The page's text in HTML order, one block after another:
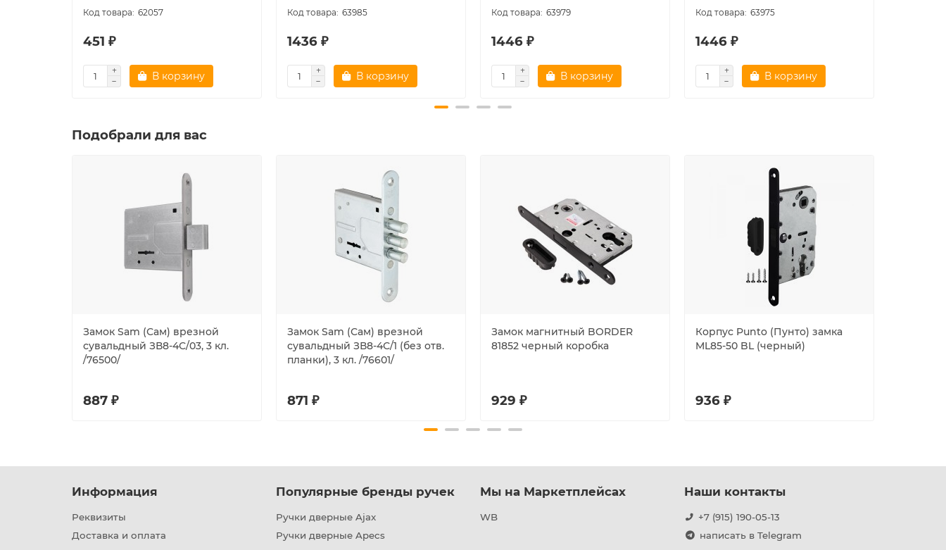
62057
451 ₽
В корзину
63985
1436 ₽
В корзину
63979
1446 ₽
В корзину
63975
1446 ₽
В корзину
Подобрали для вас
Замок Sam (Сам) врезной
сувальдный ЗВ8-4С/03, 3 кл.
/76500/
887 ₽
Замок Sam (Сам) врезной
сувальдный ЗВ8-4С/1 (без отв.
планки), 3 кл. /76601/
871 ₽
Замок магнитный BORDER
81852 черный коробка
929 ₽
Корпус Punto (Пунто) замка
ML85-50 BL (черный)
936 ₽
Информация
Реквизиты
Доставка и оплата
Популярные бренды ручек
Ручки дверные Ajax
Ручки дверные Apecs
Мы на Маркетплейсах
WB
Наши контакты
+7 (915) 190-05-13
написать в Telegram